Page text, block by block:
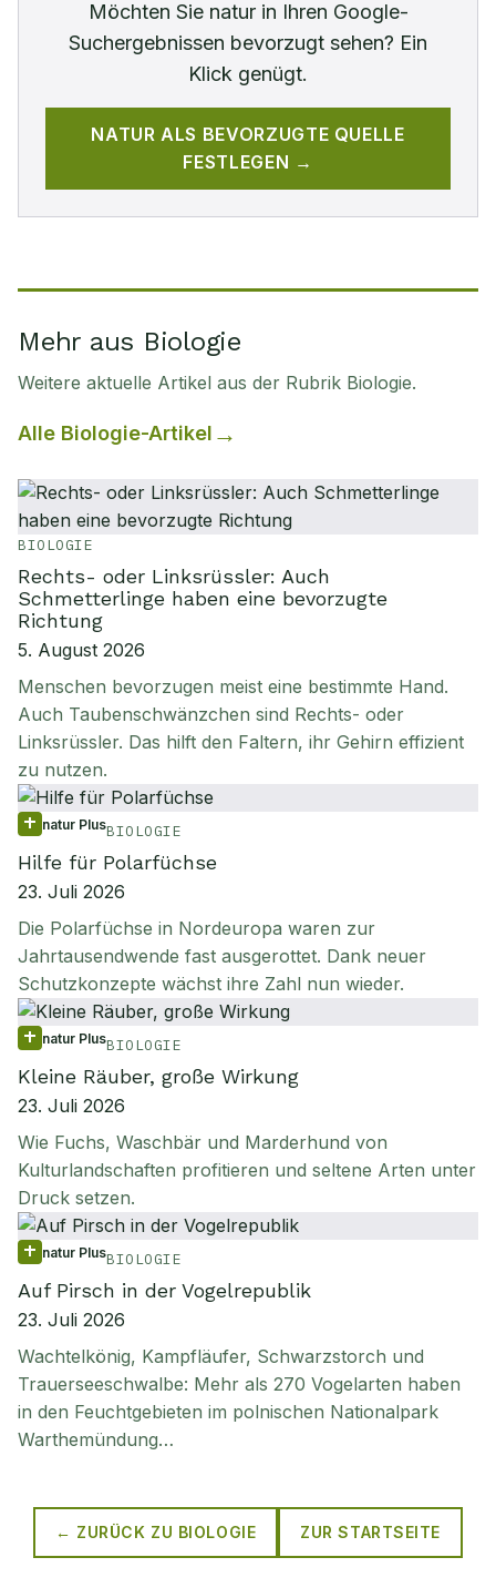
Möchten Sie naturin Ihren Google-
Suchergebnissen bevorzugt sehen? Ein
Klick genügt.
NATUR ALS BEVORZUGTE QUELLE
FESTLEGEN →
Mehr aus Biologie
Weitere aktuelle Artikel aus der Rubrik Biologie.
Alle Biologie-Artikel
BIOLOGIE
Rechts- oder Linksrüssler: Auch
Schmetterlinge haben eine bevorzugte
Richtung
5. August 2026
Menschen bevorzugen meist eine bestimmte Hand.
Auch Taubenschwänzchen sind Rechts- oder
Linksrüssler. Das hilft den Faltern, ihr Gehirn effizient
zu nutzen.
natur PlusBIOLOGIE
Hilfe für Polarfüchse
23. Juli 2026
Die Polarfüchse in Nordeuropa waren zur
Jahrtausendwende fast ausgerottet. Dank neuer
Schutzkonzepte wächst ihre Zahl nun wieder.
natur PlusBIOLOGIE
Kleine Räuber, große Wirkung
23. Juli 2026
Wie Fuchs, Waschbär und Marderhund von
Kulturlandschaften profitieren und seltene Arten unter
Druck setzen.
natur PlusBIOLOGIE
Auf Pirsch in der Vogelrepublik
23. Juli 2026
Wachtelkönig, Kampfläufer, Schwarzstorch und
Trauerseeschwalbe: Mehr als 270 Vogelarten haben
in den Feuchtgebieten im polnischen Nationalpark
Warthemündung…
← ZURÜCK ZU BIOLOGIE ZUR STARTSEITE